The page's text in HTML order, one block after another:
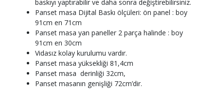
baskıyı yaptırabilir ve daha sonra değiştirebilirsiniz.
Panset masa Dijital Baskı ölçüleri: ön panel : boy
91cm en 71cm
Panset masa yan paneller 2 parça halinde : boy
91cm en 30cm
Vidasız kolay kurulumu vardır.
Panset masa yüksekliği 81,4cm
Panset masa derinliği 32cm,
Panset masanın genişliği 72cm’dir.